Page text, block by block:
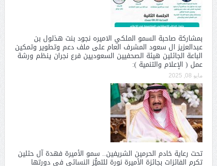
بمشاركة صاحبة السمو الملكي الاميره نجود بنت هذلول بن
عبدالعزيز ال سعود المشرف العام على ملف دعم وتطوير وتمكين
الباعة الجائلين هيئة الصحفيين السعوديين فرع نجران ينظم ورشة
عمل ( الإعلام والتنمية ):
مايو 08, 2025
تحت رعاية خادم الحرمين الشريفين.. سمو الأميرة فهدة آل حثلين
تكرم الفائزات بجائزة الأميرة نورة للتميُّز النسائي في دورتها